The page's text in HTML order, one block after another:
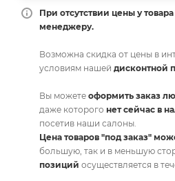
При отсутствии цены у
менеджеру.
Возможна скидка от цены в
условиям нашей дисконтной
Вы можете оформить заказ
даже которого нет сейчас в
посетив наши салоны.
Цена товаров "под заказ"
большую, так и в меньшую
позиций осуществляется в